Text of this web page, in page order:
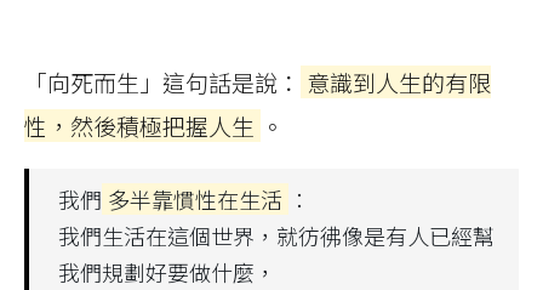
「向死而生」這句話是說： 意識到人生的有限
性，然後積極把握人生 。
我們 多半靠慣性在生活 ：
我們生活在這個世界，就彷彿像是有人已經幫
我們規劃好要做什麼，